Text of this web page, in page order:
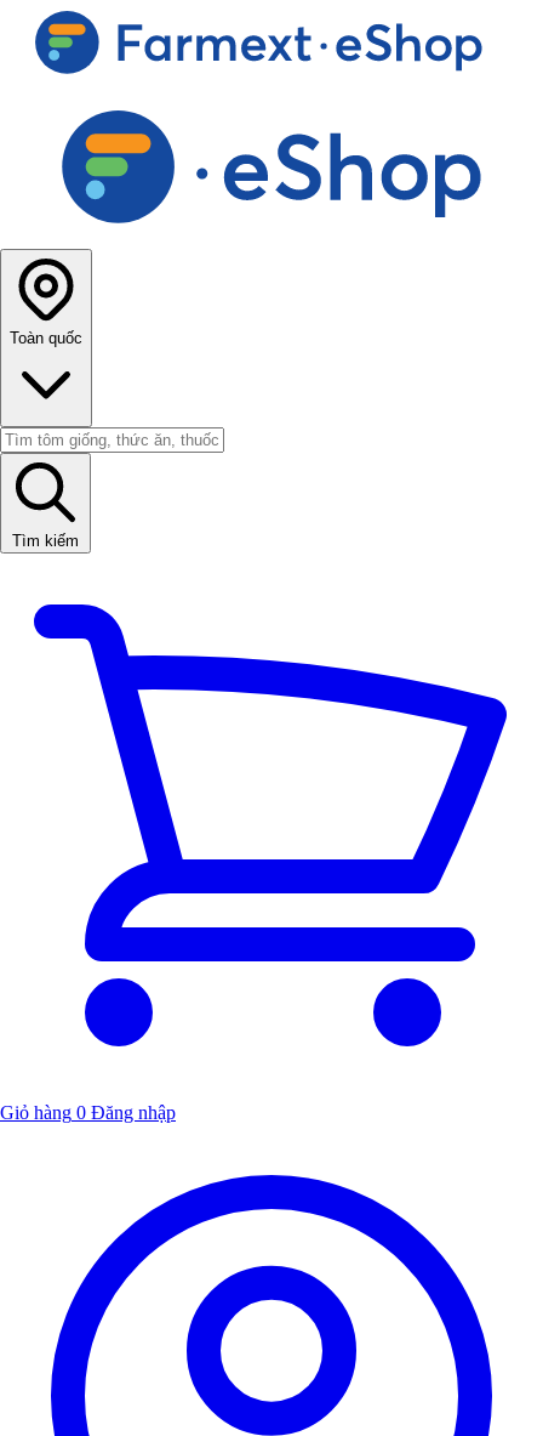
Toàn quốc
Tìm kiếm
Giỏ hàng 0 Đăng nhập